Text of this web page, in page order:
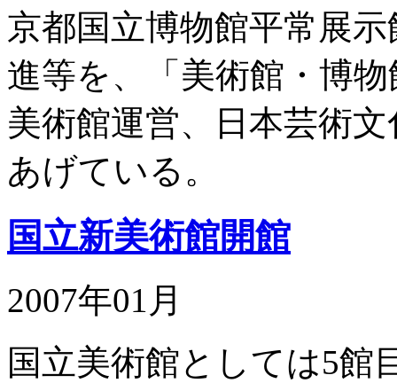
京都国立博物館平常展
進等を、「美術館・博
美術館運営、日本芸術
あげている。
国立新美術館開館
2007年01月
国立美術館としては5館